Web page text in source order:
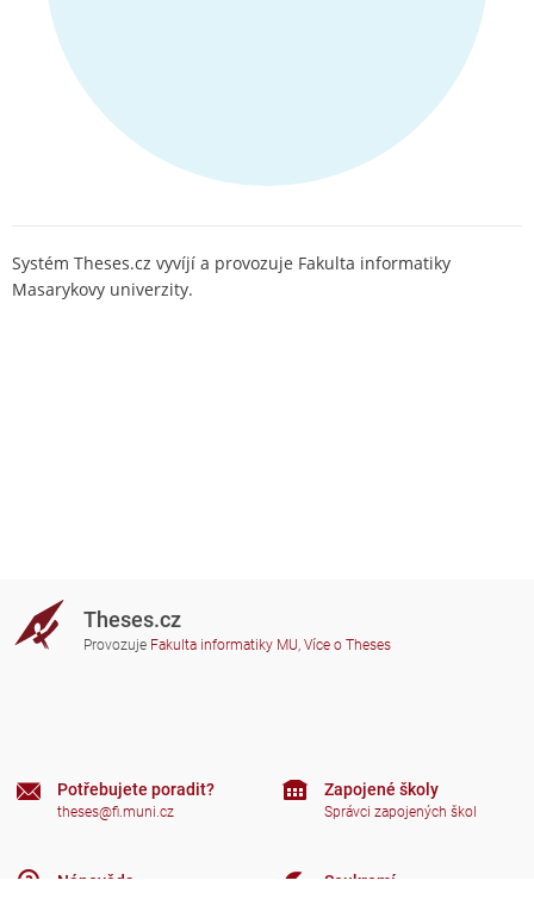
Systém Theses.cz vyvíjí a provozuje Fakulta informatiky
Masarykovy univerzity.
Theses.cz
Provozuje Fakulta informatiky MU, Více o Theses
Potřebujete poradit?
theses@fi.muni.cz
Nápověda
Zapojené školy
Správci zapojených škol
Soukromí